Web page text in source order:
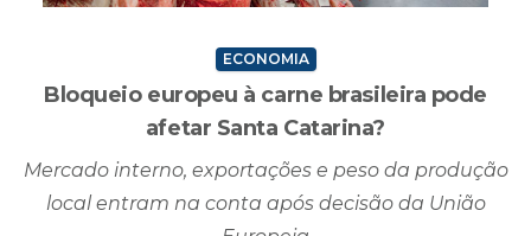
afetar Santa Catarina?
Mercado interno, exportações e peso da produção
local entram na conta após decisão da União
Europeia
Criciúma, SC - 08/06/2026 - 18H07MIN